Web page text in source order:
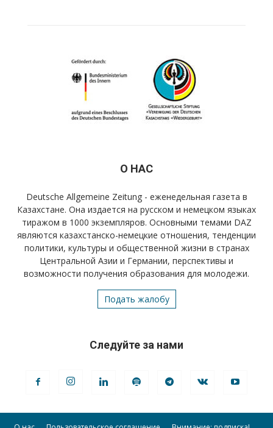
О НАС
Deutsche Allgemeine Zeitung - еженедельная газета в
Казахстане. Она издается на русском и немецком языках
тиражом в 1000 экземпляров. Основными темами DAZ
являются казахстанско-немецкие отношения, тенденции
политики, культуры и общественной жизни в странах
Центральной Азии и Германии, перспективы и
возможности получения образования для молодежи.
Подать жалобу
Следуйте за нами